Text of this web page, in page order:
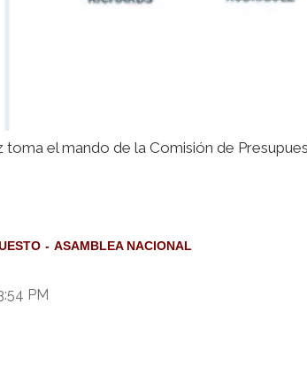
toma el mando de la Comisión de
ASAMBLEA NACIONAL
PM